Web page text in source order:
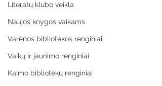
Literatų klubo veikla
Naujos knygos vaikams
Varėnos bibliotekos renginiai
Vaikų ir jaunimo renginiai
Kaimo bibliotekų renginiai